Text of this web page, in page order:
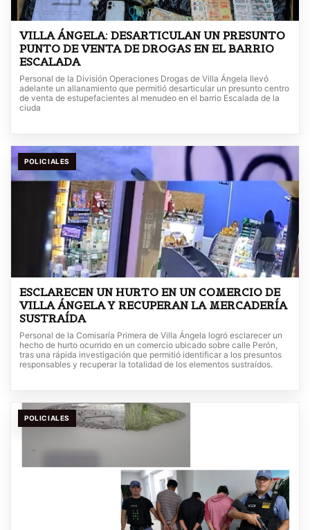
VILLA ÁNGELA: DESARTICULAN UN PRESUNTO
PUNTO DE VENTA DE DROGAS EN EL BARRIO
ESCALADA
Personal de la División Operaciones Drogas de Villa Ángela llevó
adelante un allanamiento que permitió desarticular un presunto centro
de venta de estupefacientes al menudeo en el barrio Escalada de la
ciuda
POLICIALES
ESCLARECEN UN HURTO EN UN COMERCIO DE
VILLA ÁNGELA Y RECUPERAN LA MERCADERÍA
SUSTRAÍDA
Personal de la Comisaría Primera de Villa Ángela logró esclarecer un
hecho de hurto ocurrido en un comercio ubicado sobre calle Perón,
tras una rápida investigación que permitió identificar a los presuntos
responsables y recuperar la totalidad de los elementos sustraídos.
POLICIALES